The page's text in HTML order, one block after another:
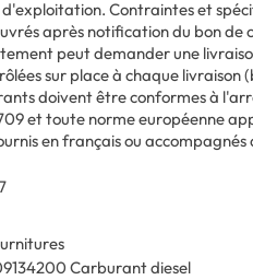
Contraintes et
après notification du bon de
peut demander une
sur place à chaque livraison
doivent être conformes à
et toute norme européenne
en français ou
Carburant diesel